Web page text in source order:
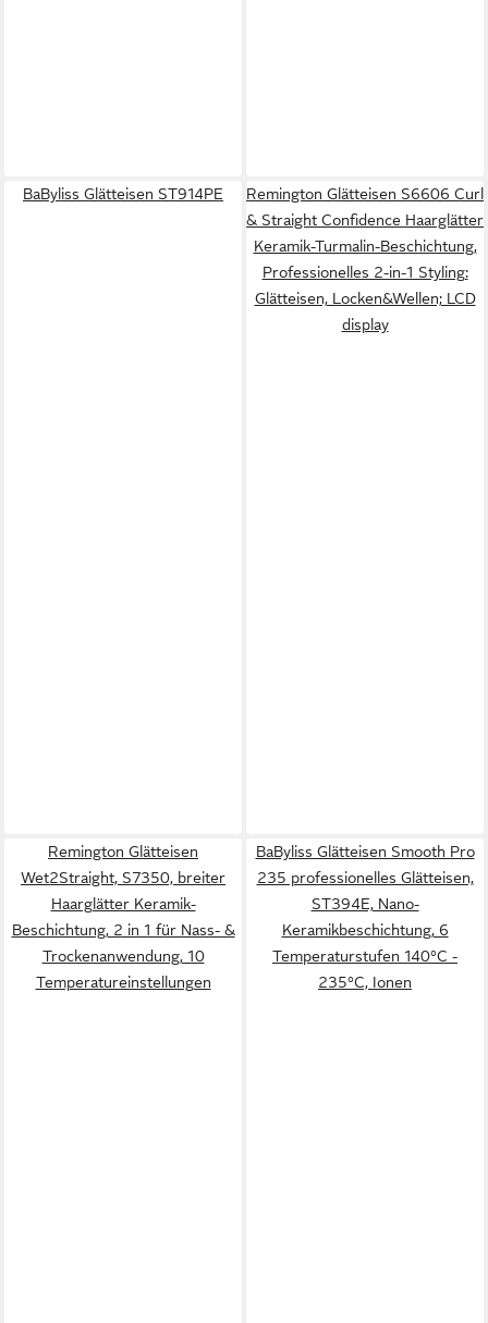
BaByliss Glätteisen ST914PE
Remington Glätteisen S6606 Curl
& Straight Confidence Haarglätter
Keramik-Turmalin-Beschichtung,
Professionelles 2-in-1 Styling:
Glätteisen, Locken&Wellen; LCD
display
Remington Glätteisen
Wet2Straight, S7350, breiter
Haarglätter Keramik-
Beschichtung, 2 in 1 für Nass- &
Trockenanwendung, 10
Temperatureinstellungen
BaByliss Glätteisen Smooth Pro
235 professionelles Glätteisen,
ST394E, Nano-
Keramikbeschichtung, 6
Temperaturstufen 140°C -
235°C, Ionen